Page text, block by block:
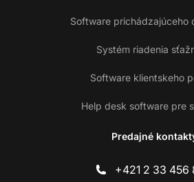
Software prichádzajúceho
Systém riadenia
Software klientskeho
Help desk software pre
Predajné
+421 2 33 456